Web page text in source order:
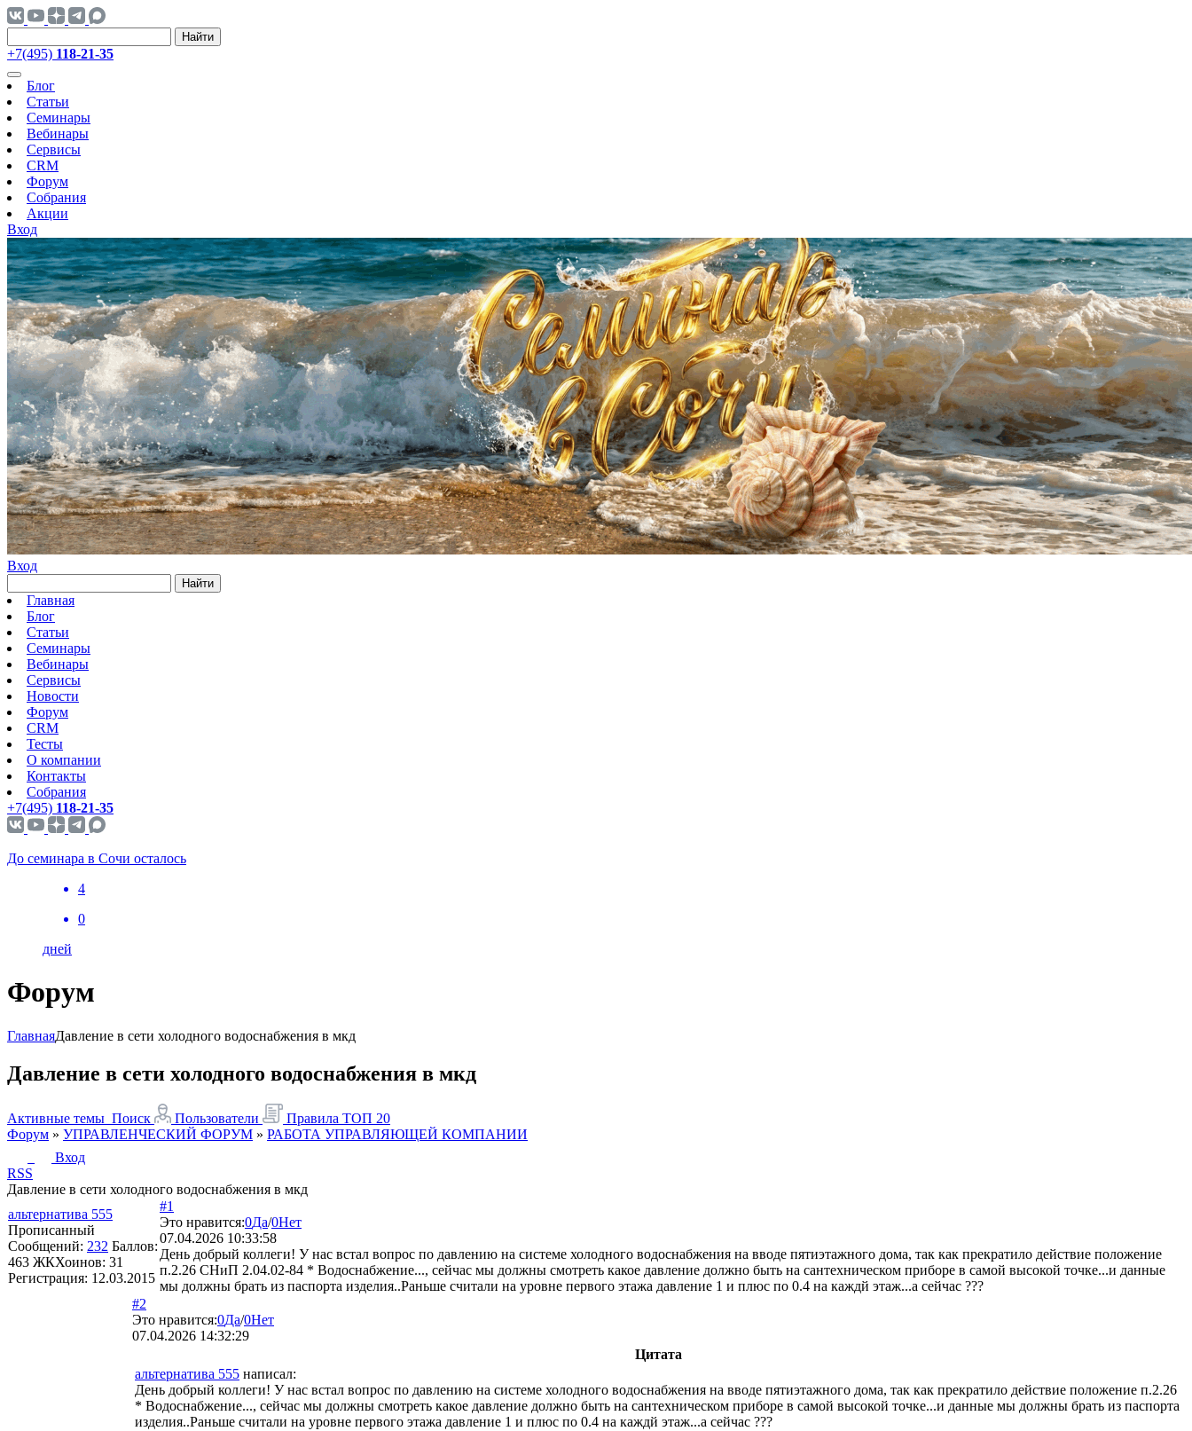
Найти
+7(495) 118-21-35
Блог
Статьи
Семинары
Вебинары
Сервисы
CRM
Форум
Собрания
Акции
Вход
Вход
Найти
Главная
Блог
Статьи
Семинары
Вебинары
Сервисы
Новости
Форум
CRM
Тесты
О компании
Контакты
Собрания
+7(495) 118-21-35
До семинара в Сочи осталось
4
0
дней
Форум
ГлавнаяДавление в сети холодного водоснабжения в мкд
Давление в сети холодного водоснабжения в мкд
Активные темы Поиск Пользователи Правила ТОП 20
Форум » УПРАВЛЕНЧЕСКИЙ ФОРУМ » РАБОТА УПРАВЛЯЮЩЕЙ КОМПАНИИ
Вход
RSS
Давление в сети холодного водоснабжения в мкд
альтернатива 555
Прописанный
Сообщений: 232 Баллов:
463 ЖКХоинов: 31
Регистрация: 12.03.2015
#1
Это нравится:0Да/0Нет
07.04.2026 10:33:58
День добрый коллеги! У нас встал вопрос по давлению на системе холодного водоснабжения на вводе пятиэтажного дома, так как прекратило действие положение
п.2.26 СНиП 2.04.02-84 * Водоснабжение..., сейчас мы должны смотреть какое давление должно быть на сантехническом приборе в самой высокой точке...и данные
мы должны брать из паспорта изделия..Раньше считали на уровне первого этажа давление 1 и плюс по 0.4 на каждй этаж...а сейчас ???
#2
Это нравится:0Да/0Нет
07.04.2026 14:32:29
Цитата
альтернатива 555 написал:
День добрый коллеги! У нас встал вопрос по давлению на системе холодного водоснабжения на вводе пятиэтажного дома, так как прекратило действие положение п.2.26
* Водоснабжение..., сейчас мы должны смотреть какое давление должно быть на сантехническом приборе в самой высокой точке...и данные мы должны брать из паспорта
изделия..Раньше считали на уровне первого этажа давление 1 и плюс по 0.4 на каждй этаж...а сейчас ???